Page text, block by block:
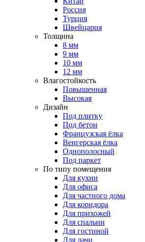
Россия
Турция
Швейцария
Толщина
8 мм
9 мм
10 мм
12 мм
Влагостойкость
Повышенная
Высокая
Дизайн
Под плитку
Под бетон
Французская ёлка
Венгерская ёлка
Однополосный
Под паркет
По типу помещения
Для кухни
Для офиса
Для частного дома
Для коридора
Для прихожей
Для спальни
Для гостиной
Для дачи